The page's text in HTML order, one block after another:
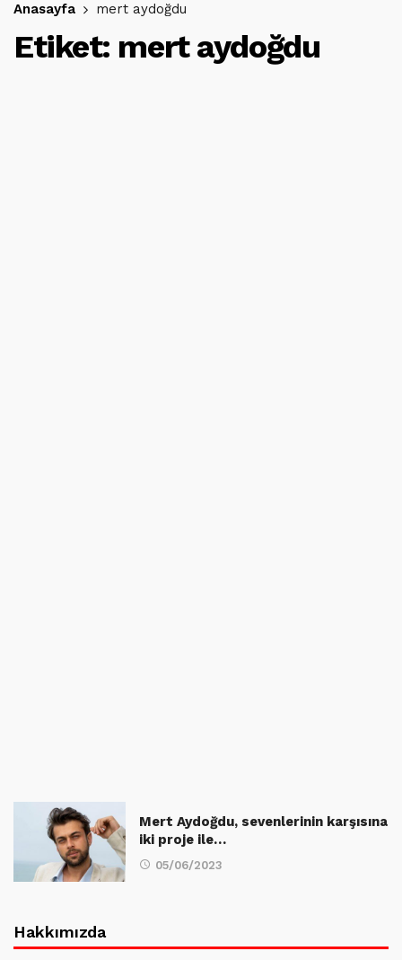
Anasayfa mert aydoğdu
Etiket: mert aydoğdu
Mert Aydoğdu, sevenlerinin karşısına
iki proje ile…
05/06/2023
Hakkımızda